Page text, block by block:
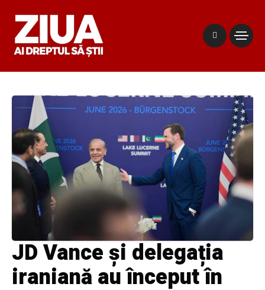
JD Vance și delegația
iraniană au început în